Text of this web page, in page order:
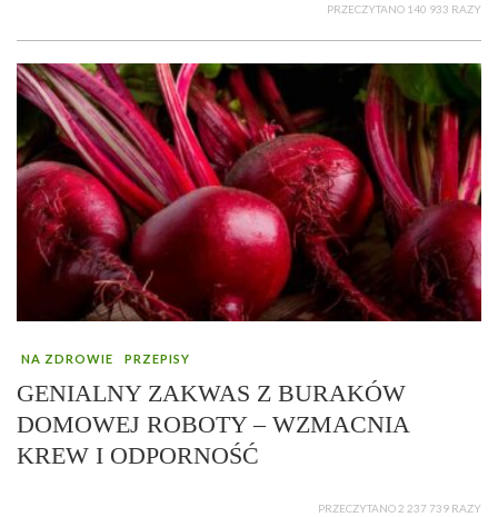
PRZECZYTANO 140 933 RAZY
NA ZDROWIE PRZEPISY
GENIALNY ZAKWAS Z BURAKÓW
DOMOWEJ ROBOTY – WZMACNIA
KREW I ODPORNOŚĆ
PRZECZYTANO 2 237 739 RAZY